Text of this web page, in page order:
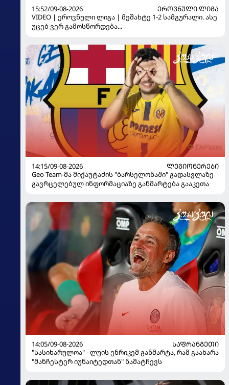
15:52/09-08-2026
ᲔᲠᲝᲕᲜᲣᲚᲘ ᲚᲘᲒᲐ
VIDEO | ეროვნული ლიგა | მეშახტე 1-2 სამგურალი. ასე
უცებ ვერ გამოსწორდება...
14:15/09-08-2026
ᲚᲔᲒᲘᲝᲜᲔᲠᲔᲑᲘ
Geo Team-მა მიქაუტაძის "ბარსელონაში" გადასვლაზე
გავრცელებულ ინფორმაციაზე განმარტება გააკეთა
14:05/09-08-2026
ᲡᲐᲤᲠᲐᲜᲒᲔᲗᲘ
"სასიხარულოა" - ლუის ენრიკემ განმარტა, რამ გაახარა
"მანჩესტერ იუნაიტედთან" ნამატჩევს